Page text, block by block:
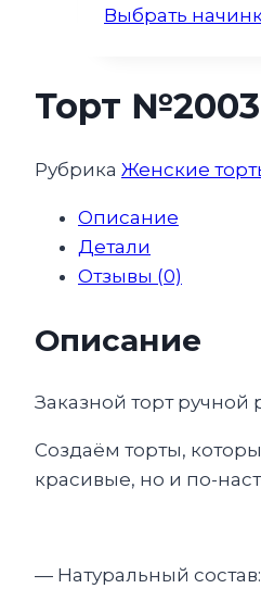
Выбрать
Торт №2003
Рубрика Женские
Описание
Детали
Отзывы (0)
Описание
Заказной торт ручной
Создаём торты,
красивые, но и по-
— Натуральный